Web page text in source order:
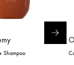
Shampoo